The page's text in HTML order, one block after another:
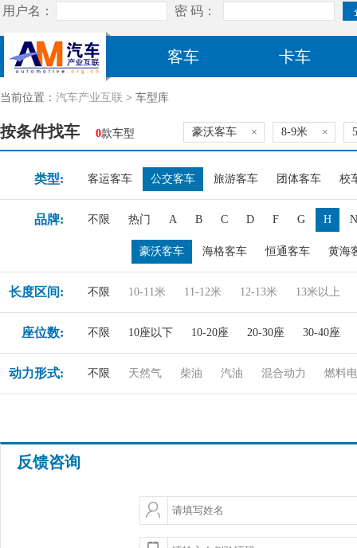
客车 卡车
当前位置： 汽车产业互联 > 车型库
按条件找车 0款车型 豪沃客车 × 8-9米 ×
类型: 客运客车 公交客车 旅游客车 团体客车 校
品牌: 不限 热门 A B C D F G H N
豪沃客车 海格客车 恒通客车 黄海
长度区间: 不限 10-11米 11-12米 12-13米 13米以上
座位数: 不限 10座以下 10-20座 20-30座 30-40座
动力形式: 不限 天然气 柴油 汽油 混合动力 燃料
反馈咨询